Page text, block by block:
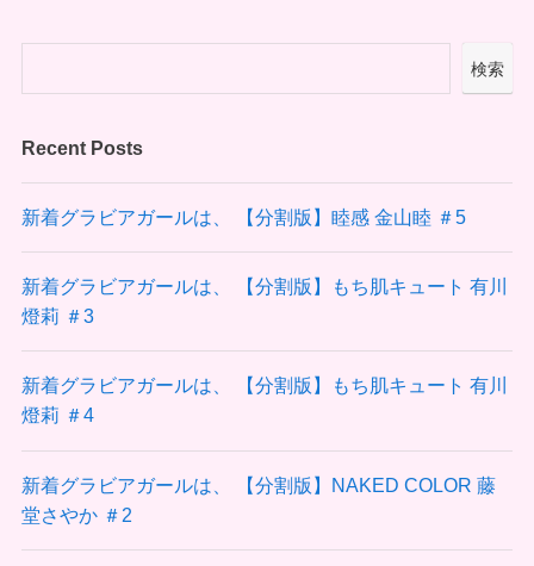
検索
Recent Posts
新着グラビアガールは、 【分割版】睦感 金山睦 ＃5
新着グラビアガールは、 【分割版】もち肌キュート 有川
燈莉 ＃3
新着グラビアガールは、 【分割版】もち肌キュート 有川
燈莉 ＃4
新着グラビアガールは、 【分割版】NAKED COLOR 藤
堂さやか ＃2